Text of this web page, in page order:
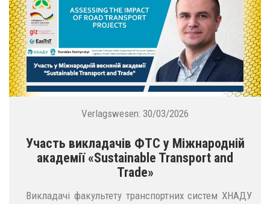
Verlagswesen: 30/03/2026
Участь викладачів ФТС у Міжнародній
академії «Sustainable Transport and
Trade»
Викладачі факультету транспортних систем ХНАДУ